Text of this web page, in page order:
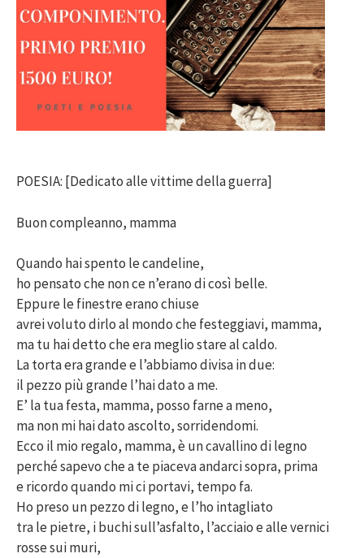
POESIA: [Dedicato alle vittime della guerra]
Buon compleanno, mamma
Quando hai spento le candeline,
ho pensato che non ce n’erano di così belle.
Eppure le finestre erano chiuse
avrei voluto dirlo al mondo che festeggiavi, mamma,
ma tu hai detto che era meglio stare al caldo.
La torta era grande e l’abbiamo divisa in due:
il pezzo più grande l’hai dato a me.
E’ la tua festa, mamma, posso farne a meno,
ma non mi hai dato ascolto, sorridendomi.
Ecco il mio regalo, mamma, è un cavallino di legno
perché sapevo che a te piaceva andarci sopra, prima
e ricordo quando mi ci portavi, tempo fa.
Ho preso un pezzo di legno, e l’ho intagliato
tra le pietre, i buchi sull’asfalto, l’acciaio e alle vernici
rosse sui muri,